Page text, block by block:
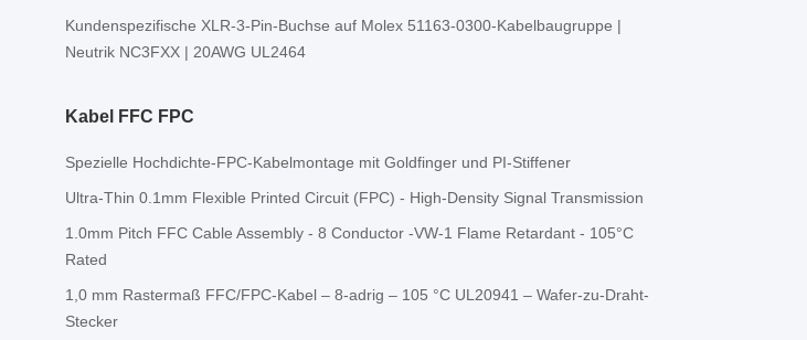
Kundenspezifische XLR-3-Pin-Buchse auf Molex 51163-0300-Kabelbaugruppe |
Neutrik NC3FXX | 20AWG UL2464
Kabel FFC FPC
Spezielle Hochdichte-FPC-Kabelmontage mit Goldfinger und PI-Stiffener
Ultra-Thin 0.1mm Flexible Printed Circuit (FPC) - High-Density Signal Transmission
1.0mm Pitch FFC Cable Assembly - 8 Conductor -VW-1 Flame Retardant - 105°C
Rated
1,0 mm Rastermaß FFC/FPC-Kabel – 8-adrig – 105 °C UL20941 – Wafer-zu-Draht-
Stecker